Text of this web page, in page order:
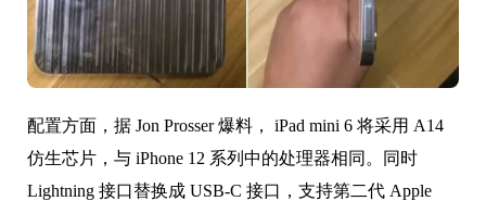
配置方面，据 Jon Prosser 爆料， iPad mini 6 将采用 A14
仿生芯片，与 iPhone 12 系列中的处理器相同。同时
Lightning 接口替换成 USB-C 接口，支持第二代 Apple